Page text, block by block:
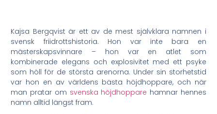
Kajsa Bergqvist är ett av de mest självklara namnen i
svensk friidrottshistoria. Hon var inte bara en
mästerskapsvinnare – hon var en atlet som
kombinerade elegans och explosivitet med ett psyke
som höll för de största arenorna. Under sin storhetstid
var hon en av världens bästa höjdhoppare, och när
man pratar om svenska höjdhoppare hamnar hennes
namn alltid längst fram.